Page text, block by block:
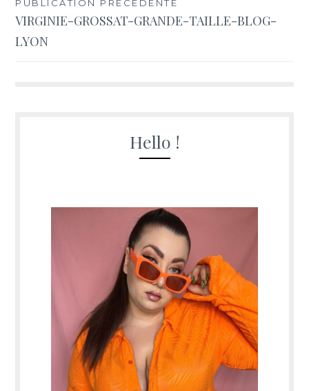
Navigation
de
PUBLICATION PRÉCÉDENTE
VIRGINIE-GROSSAT-GRANDE-TAILLE-BLOG-
LYON
Hello !